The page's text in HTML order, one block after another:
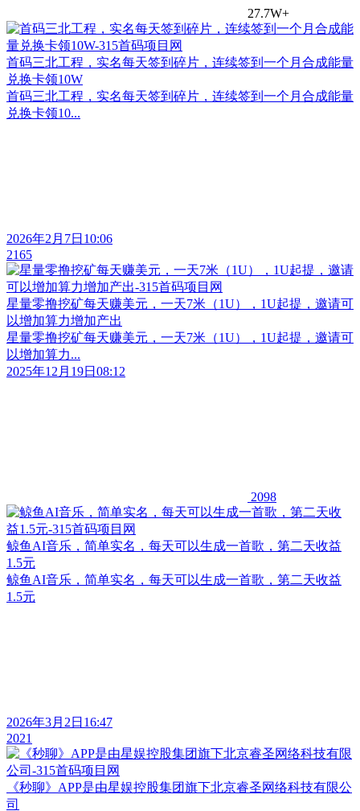
27.7W+
首码三北工程，实名每天签到碎片，连续签到一个月合成能量
兑换卡领10W
首码三北工程，实名每天签到碎片，连续签到一个月合成能量
兑换卡领10...
2026年2月7日10:06
2165
星量零撸挖矿每天赚美元，一天7米（1U），1U起提，邀请可
以增加算力增加产出
星量零撸挖矿每天赚美元，一天7米（1U），1U起提，邀请可
以增加算力...
2025年12月19日08:12
2098
鲸鱼AI音乐，简单实名，每天可以生成一首歌，第二天收益
1.5元
鲸鱼AI音乐，简单实名，每天可以生成一首歌，第二天收益
1.5元
2026年3月2日16:47
2021
《秒聊》APP是由星娱控股集团旗下北京睿圣网络科技有限公
司